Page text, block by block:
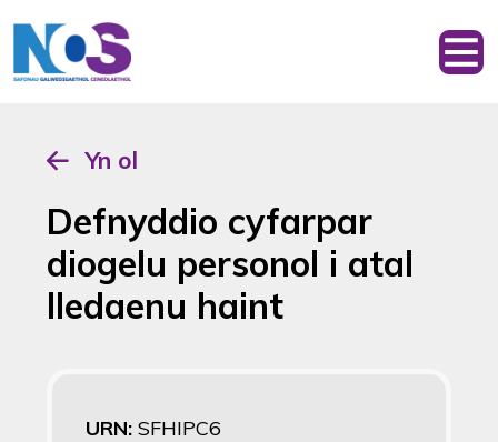
Yn ol
Defnyddio cyfarpar
diogelu personol i atal
lledaenu haint
URN: SFHIPC6